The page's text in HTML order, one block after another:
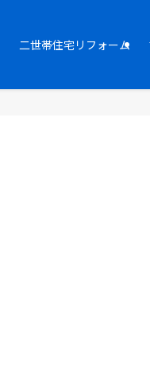
二世帯住宅リフォーム